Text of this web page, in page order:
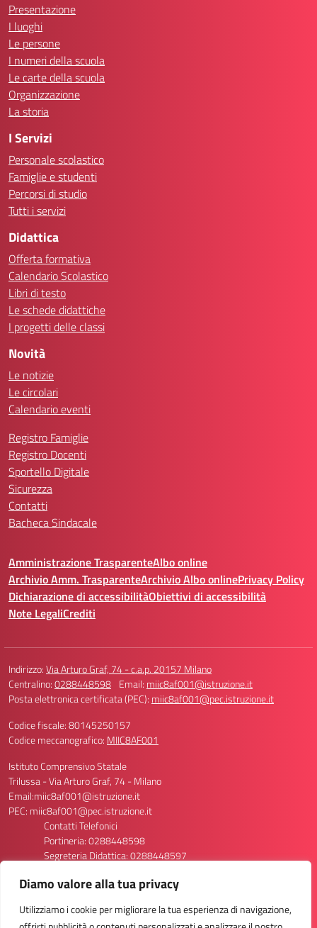
Diamo valore alla tua privacy
Utilizziamo i cookie per migliorare la tua esperienza di navigazione,
Presentazione
I luoghi
Le persone
I numeri della scuola
Le carte della scuola
Organizzazione
La storia
I Servizi
Personale scolastico
Famiglie e studenti
Percorsi di studio
Tutti i servizi
Didattica
Offerta formativa
Calendario Scolastico
Libri di testo
Le schede didattiche
I progetti delle classi
Novità
Le notizie
Le circolari
Calendario eventi
Registro Famiglie
Registro Docenti
Sportello Digitale
Sicurezza
Contatti
Bacheca Sindacale
Amministrazione TrasparenteAlbo online
Archivio Amm. TrasparenteArchivio Albo onlinePrivacy Policy
Dichiarazione di accessibilitàObiettivi di accessibilità
Note LegaliCrediti
Indirizzo:Via Arturo Graf, 74 - c.a.p. 20157 Milano
Centralino:0288448598 Email: miic8af001@istruzione.it
Posta elettronica certificata (PEC): miic8af001@pec.istruzione.it
Codice fiscale: 80145250157
Codice meccanografico: MIIC8AF001
Istituto Comprensivo Statale
Trilussa - Via Arturo Graf, 74 - Milano
Email:miic8af001@istruzione.it
PEC: miic8af001@pec.istruzione.it
Contatti Telefonici
Portineria: 0288448598
Segreteria Didattica: 0288448597
Codice Meccanografico Scuola: MIIC8AF001
Codice Meccanografico Primaria Via Graf 70: MIEE8AF024